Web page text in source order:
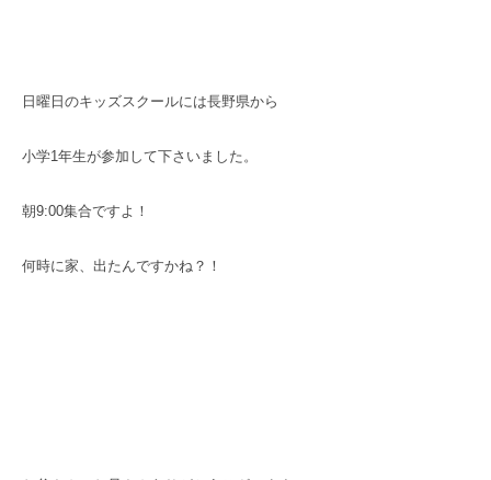
日曜日のキッズスクールには長野県から
小学1年生が参加して下さいました。
朝9:00集合ですよ！
何時に家、出たんですかね？！